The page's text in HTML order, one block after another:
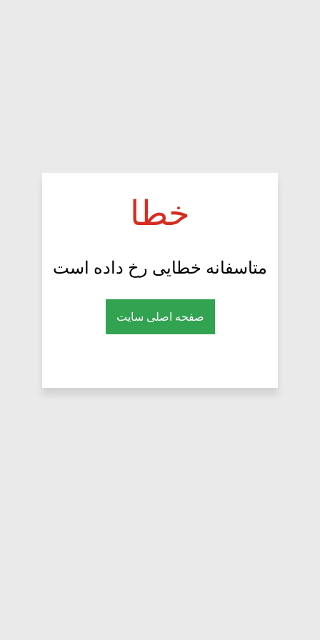
خطا
متاسفانه خطایی رخ داده است
صفحه اصلی سایت